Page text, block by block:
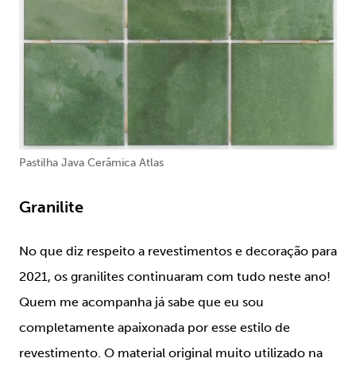
Pastilha Java Cerâmica Atlas
Granilite
No que diz respeito a revestimentos e decoração para
2021, os granilites continuaram com tudo neste ano!
Quem me acompanha já sabe que eu sou
completamente apaixonada por esse estilo de
revestimento. O material original muito utilizado na